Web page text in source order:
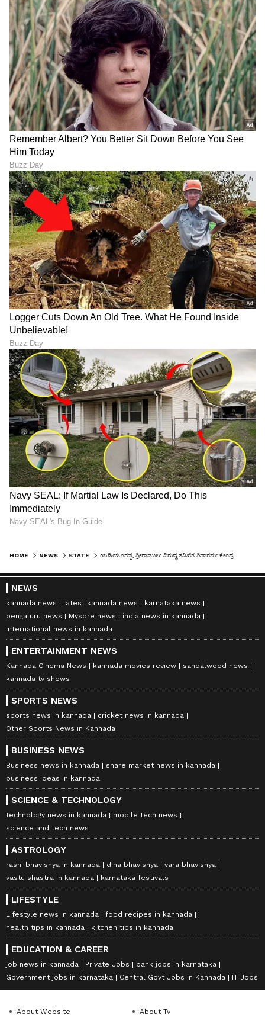
HOME NEWS STATE
NEWS
kannada news latest kannada news
karnataka news
bengaluru news
Mysore news
india news in kannada
international news in kannada
ENTERTAINMENT NEWS
Kannada Cinema News kannada movies review
sandalwood news
kannada tv shows
SPORTS NEWS
sports news in kannada
cricket news in kannada
Other Sports News in Kannada
BUSINESS NEWS
Business news in kannada
share market news in kannada
business ideas in kannada
SCIENCE & TECHNOLOGY
technology news in kannada
mobile tech news
science and tech news
ASTROLOGY
rashi bhavishya in kannada dina bhavishya
vara bhavishya
vastu shastra in kannada
karnataka festivals
LIFESTYLE
Lifestyle news in kannada
food recipes in kannada
health tips in kannada
kitchen tips in kannada
EDUCATION & CAREER
job news in kannada Private Jobs
bank jobs in karnataka
Government jobs in karnataka
Central Govt Jobs in Kannada IT Jobs
About Website About Tv